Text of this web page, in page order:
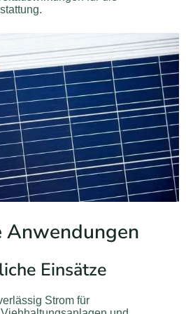
Anwendungen
Einsätze
Strom für